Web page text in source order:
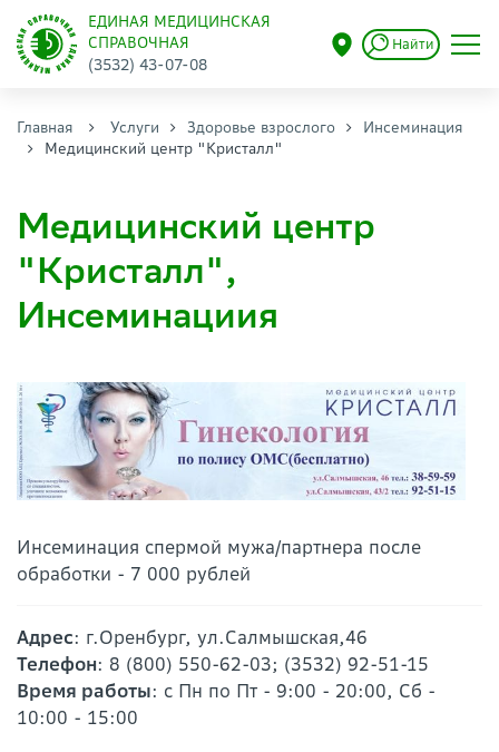
ЕДИНАЯ МЕДИЦИНСКАЯ
СПРАВОЧНАЯ
(3532) 43-07-08
Найти
Главная Услуги Здоровье взрослого
Инсеминация
Медицинский центр "Кристалл"
Медицинский центр
"Кристалл",
Инсеминациия
Инсеминация спермой мужа/партнера после
обработки - 7 000 рублей
Адрес: г.Оренбург, ул.Салмышская,46
Телефон: 8 (800) 550-62-03; (3532) 92-51-15
Время работы: с Пн по Пт - 9:00 - 20:00, Сб -
10:00 - 15:00